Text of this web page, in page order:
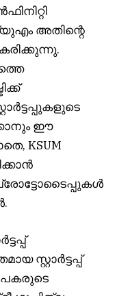
അതിന്റെ
ഈ
KSUM
സ്റ്റാർട്ടപ്പ്